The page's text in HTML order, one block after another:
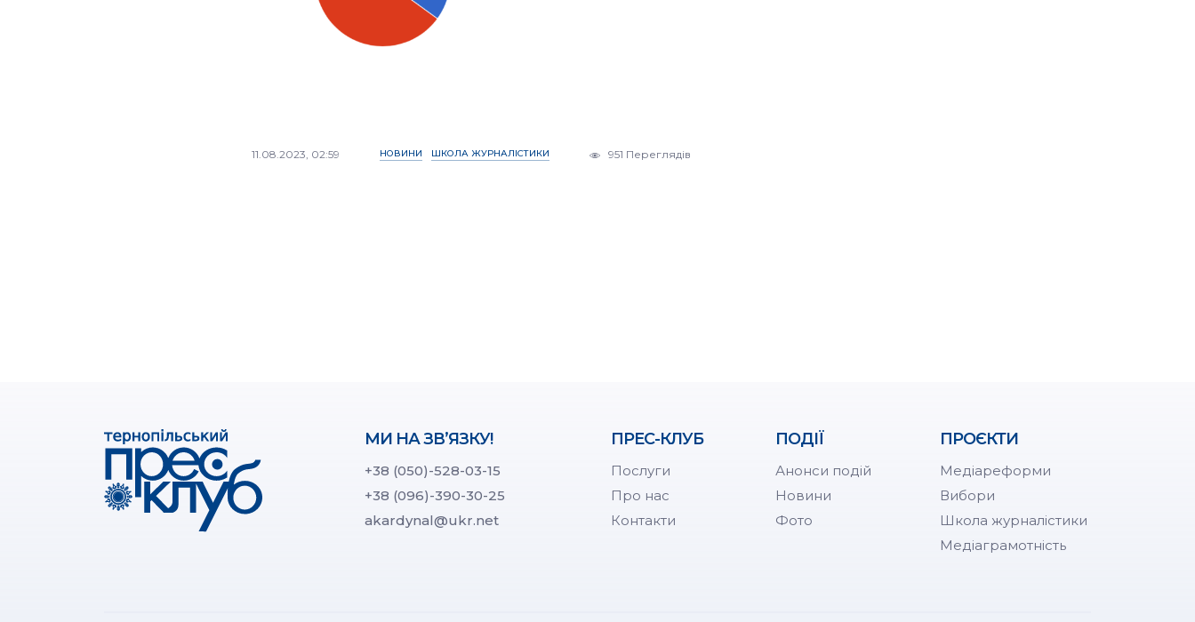
11.08.2023, 02:59 НОВИНИ ШКОЛА ЖУРНАЛІСТИКИ 951 Переглядів
МИ НА ЗВ’ЯЗКУ!
+38 (050)-528-03-15
+38 (096)-390-30-25
akardynal@ukr.net
ПРЕС-КЛУБ
Послуги
Про нас
Контакти
ПОДІЇ
Анонси подій
Новини
Фото
ПРОЄКТИ
Медіареформи
Вибори
Школа журналістики
Медіаграмотність